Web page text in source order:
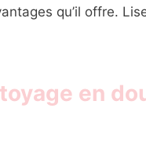
qu’il offre.
en